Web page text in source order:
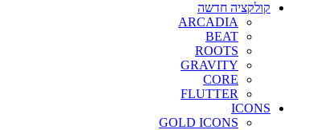
קולקציה חדשה
ARCADIA
BEAT
ROOTS
GRAVITY
CORE
FLUTTER
ICONS
GOLD ICONS